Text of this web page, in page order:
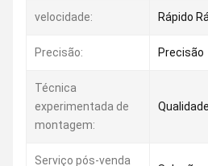
velocidade: Rápido
Precisão: Precisão
Técnica
experimentada de
montagem:
Serviço pós-venda